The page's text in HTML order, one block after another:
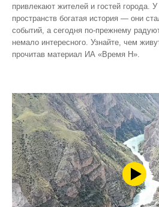
привлекают жителей и гостей города.
пространств богатая история — они
событий, а сегодня по‑прежнему
немало интересного. Узнайте, чем
прочитав материал ИА «Время Н».